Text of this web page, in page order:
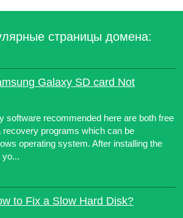
страницы домена:
Galaxy SD card Not
software recommended here are both free
recovery programs which can be
operating system. After installing the
yo...
to Fix a Slow Hard Disk?